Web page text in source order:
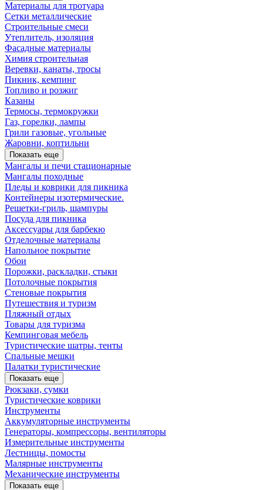
Материалы для тротуара
Сетки металлические
Строительные смеси
Утеплитель, изоляция
Фасадные материалы
Химия строительная
Веревки, канаты, тросы
Пикник, кемпинг
Топливо и розжиг
Казаны
Термосы, термокружки
Газ, горелки, лампы
Грили газовые, угольные
Жаровни, коптильни
Показать еще
Мангалы и печи стационарные
Мангалы походные
Пледы и коврики для пикника
Контейнеры изотермические.
Решетки-гриль, шампуры
Посуда для пикника
Аксессуары для барбекю
Отделочные материалы
Напольное покрытие
Обои
Порожки, раскладки, стыки
Потолочные покрытия
Стеновые покрытия
Путешествия и туризм
Пляжный отдых
Товары для туризма
Кемпинговая мебель
Туристические шатры, тенты
Спальные мешки
Палатки туристические
Показать еще
Рюкзаки, сумки
Туристические коврики
Инструменты
Аккумуляторные инструменты
Генераторы, компрессоры, вентиляторы
Измерительные инструменты
Лестницы, помосты
Малярные инструменты
Механические инструменты
Показать еще